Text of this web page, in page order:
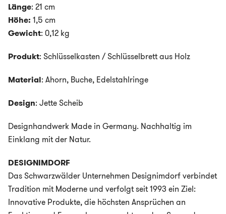
Länge: 21 cm
Höhe: 1,5 cm
Gewicht: 0,12 kg
Produkt: Schlüsselkasten / Schlüsselbrett aus Holz
Material: Ahorn, Buche, Edelstahlringe
Design: Jette Scheib
Designhandwerk Made in Germany. Nachhaltig im
Einklang mit der Natur.
DESIGNIMDORF
Das Schwarzwälder Unternehmen Designimdorf verbindet
Tradition mit Moderne und verfolgt seit 1993 ein Ziel:
Innovative Produkte, die höchsten Ansprüchen an